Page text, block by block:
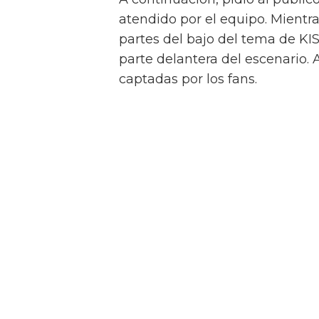
atendido por el equipo.
partes del bajo del tema de
parte delantera del escenario.
captadas por los fans.